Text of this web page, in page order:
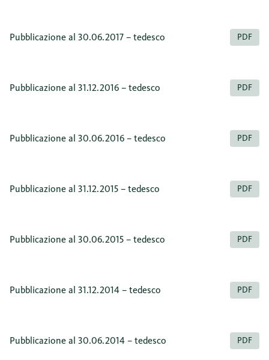
Pubblicazione al 30.06.2017 – tedesco PDF
Pubblicazione al 31.12.2016 – tedesco PDF
Pubblicazione al 30.06.2016 – tedesco PDF
Pubblicazione al 31.12.2015 – tedesco PDF
Pubblicazione al 30.06.2015 – tedesco PDF
Pubblicazione al 31.12.2014 – tedesco PDF
Pubblicazione al 30.06.2014 – tedesco PDF